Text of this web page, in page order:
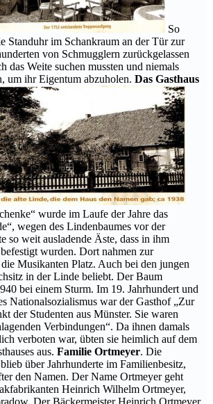
So
Standuhr im Schankraum an der Tür zur
von Schmugglern zurückgelassen
das Weite suchen mussten und niemals
um ihr Eigentum abzuholen. Das Gasthaus
wurde im Laufe der Jahre das
wegen des Lindenbaumes vor der
so weit ausladende Äste, dass in ihm
wurden. Dort nahmen zur
Musikanten Platz. Auch bei den jungen
in der Linde beliebt. Der Baum
bei einem Sturm. Im 19. Jahrhundert und
Nationalsozialismus war der Gasthof „Zur
der Studenten aus Münster. Sie waren
Verbindungen“. Da ihnen damals
verboten war, übten sie heimlich auf dem
aus. Familie Ortmeyer. Die
über Jahrhunderte im Familienbesitz,
den Namen. Der Name Ortmeyer geht
Heinrich Wilhelm Ortmeyer,
Der Bäckermeister Heinrich Ortmeyer